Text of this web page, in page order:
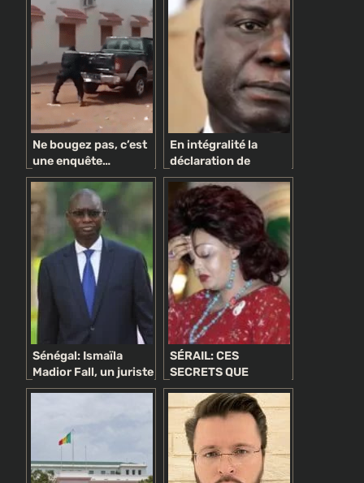
Ne bougez pas, c’est
une enquête…
politique !
En intégralité la
déclaration de
politique générale du
PM Idrissa Seck
supprimée des
archives nationales
Sénégal: Ismaïla
Madior Fall, un juriste
pyromane
SÉRAIL: CES
SECRETS QUE
CHANTAL BIYA A
VOULU CACHER AUX
CAMEROUNAIS